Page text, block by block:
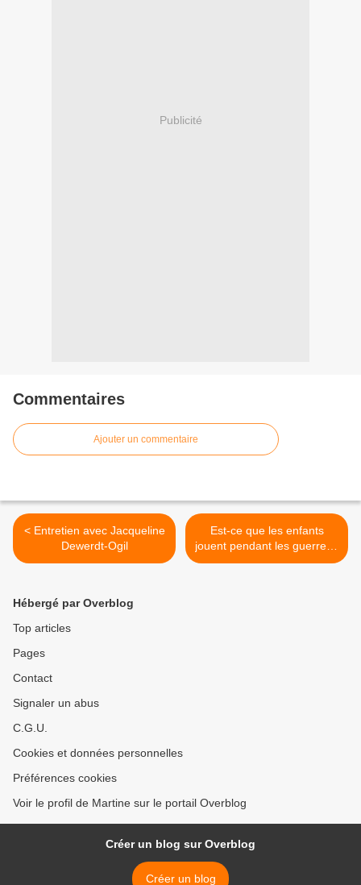
Publicité
Commentaires
Ajouter un commentaire
< Entretien avec Jacqueline
Dewerdt-Ogil
Est-ce que les enfants
jouent pendant les guerres?
>
Hébergé par Overblog
Top articles
Pages
Contact
Signaler un abus
C.G.U.
Cookies et données personnelles
Préférences cookies
Voir le profil de Martine sur le portail Overblog
Créer un blog sur Overblog
Créer un blog